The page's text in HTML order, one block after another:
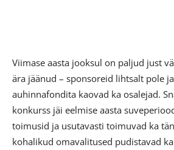
Viimase aasta jooksul on paljud just
ära jäänud – sponsoreid lihtsalt pole
auhinnafondita kaovad ka osalejad.
konkurss jäi eelmise aasta
toimusid ja usutavasti toimuvad ka
kohalikud omavalitused pudistavad